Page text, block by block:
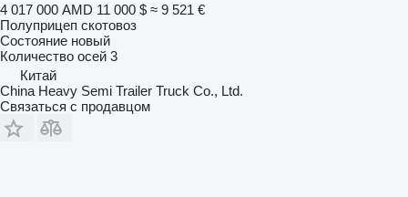
4 017 000 AMD 11 000 $ ≈ 9 521 €
Полуприцеп скотовоз
Состояние новый
Количество осей 3
Китай
China Heavy Semi Trailer Truck Co., Ltd.
Связаться с продавцом